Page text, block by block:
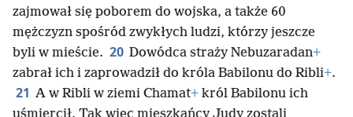
zajmował się poborem do wojska, a także 60
mężczyzn spośród zwykłych ludzi, którzy jeszcze
byli w mieście. 20 Dowódca straży Nebuzaradan+
zabrał ich i zaprowadził do króla Babilonu do Ribli+.
21 A w Ribli w ziemi Chamat+ król Babilonu ich